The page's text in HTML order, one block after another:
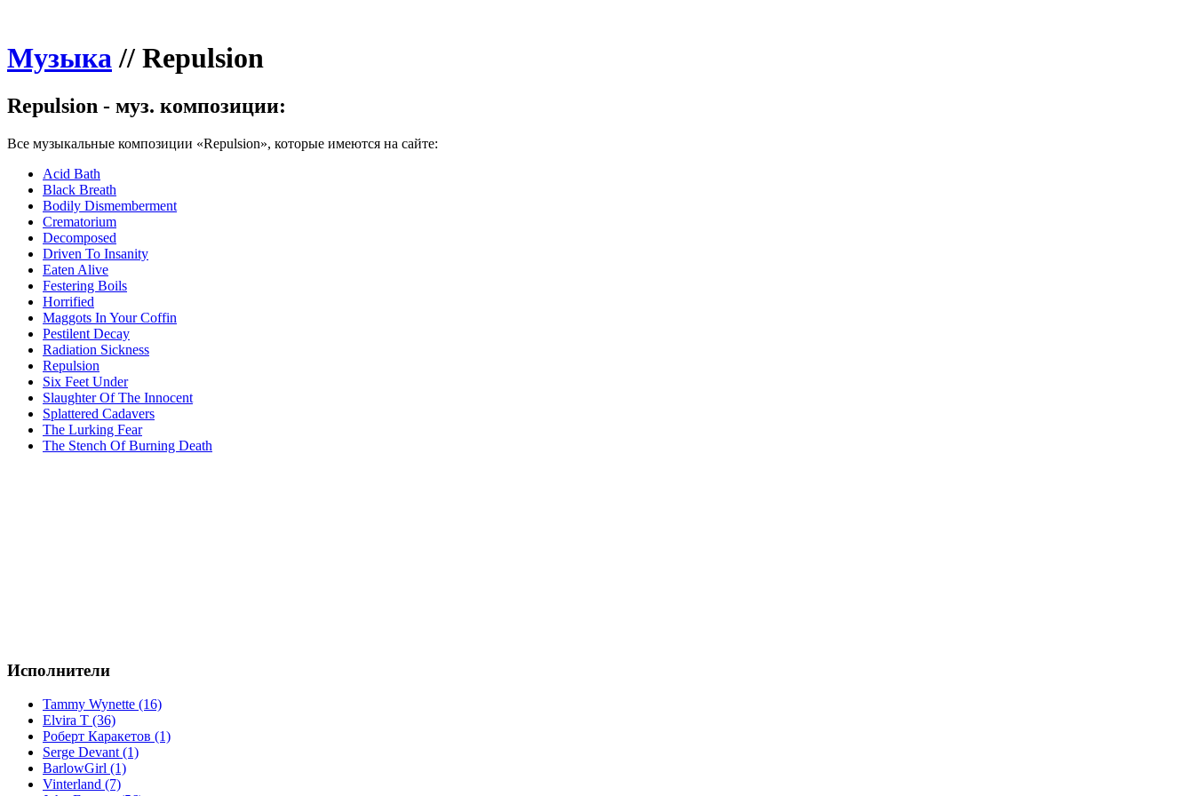
Музыка// Repulsion
Repulsion - муз. композиции:
Все музыкальные композиции «Repulsion», которые имеются на сайте:
Acid Bath
Black Breath
Bodily Dismemberment
Crematorium
Decomposed
Driven To Insanity
Eaten Alive
Festering Boils
Horrified
Maggots In Your Coffin
Pestilent Decay
Radiation Sickness
Repulsion
Six Feet Under
Slaughter Of The Innocent
Splattered Cadavers
The Lurking Fear
The Stench Of Burning Death
Исполнители
Tammy Wynette (16)
Elvira T (36)
Роберт Каракетов (1)
Serge Devant (1)
BarlowGirl (1)
Vinterland (7)